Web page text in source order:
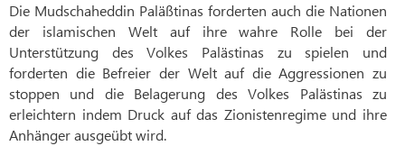
Die Mudschaheddin Paläßtinas forderten auch die Nationen
der islamischen Welt auf ihre wahre Rolle bei der
Unterstützung des Volkes Palästinas zu spielen und
forderten die Befreier der Welt auf die Aggressionen zu
stoppen und die Belagerung des Volkes Palästinas zu
erleichtern indem Druck auf das Zionistenregime und ihre
Anhänger ausgeübt wird.